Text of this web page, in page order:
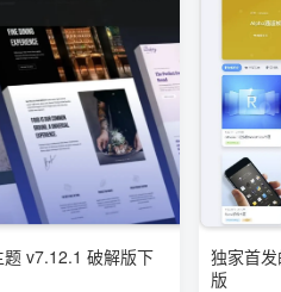
v7.12.1 破解版下
独家首
版